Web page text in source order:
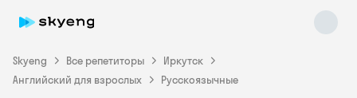
Skyeng Все репетиторы
Иркутск
Английский для взрослых
Русскоязычные